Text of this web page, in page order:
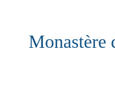
Monastère